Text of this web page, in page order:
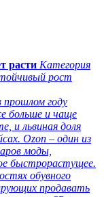
расти Категория
рост
году
больше и чаще
и львиная доля
Ozon – один из
моды,
быстрорастущее.
обувного
продавать